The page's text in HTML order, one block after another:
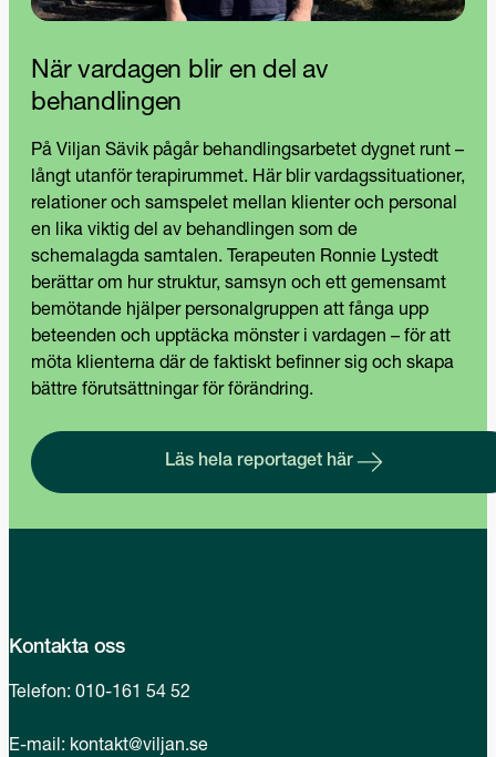
När vardagen blir en del av
behandlingen
På Viljan Sävik pågår behandlingsarbetet dygnet runt –
långt utanför terapirummet. Här blir vardagssituationer,
relationer och samspelet mellan klienter och personal
en lika viktig del av behandlingen som de
schemalagda samtalen. Terapeuten Ronnie Lystedt
berättar om hur struktur, samsyn och ett gemensamt
bemötande hjälper personalgruppen att fånga upp
beteenden och upptäcka mönster i vardagen – för att
möta klienterna där de faktiskt befinner sig och skapa
bättre förutsättningar för förändring.
Läs hela reportaget här
Kontakta oss
Telefon: 010-161 54 52
E-mail: kontakt@viljan.se